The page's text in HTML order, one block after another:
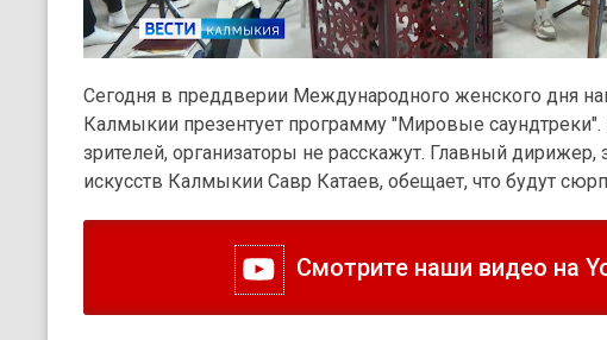
Сегодня в преддверии Международного женского дня
Калмыкии презентует программу "Мировые
зрителей, организаторы не расскажут. Главный
искусств Калмыкии Савр Катаев, обещает, что будут
Смотрите наши видео на